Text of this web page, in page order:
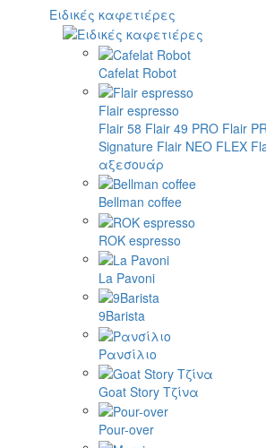
Ειδικές καφετιέρες
Cafelat Robot
Flair espresso
Flair 58 Flair 49 PRO Flair
Signature Flair NEO FLEX
αξεσουάρ
Bellman coffee
ROK espresso
La Pavoni
9Barista
Ρανσίλιο
Goat Story Τζίνα
Pour-over